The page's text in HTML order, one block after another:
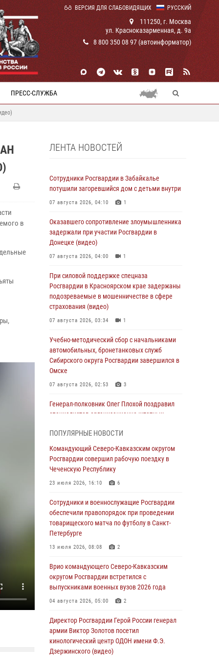
РУССКИЙ
ВЕРСИЯ ДЛЯ СЛАБОВИДЯЩИХ
111250, г. Москва
ул. Красноказарменная, д. 9а
8 800 350 08 97 (автоинформатор)
ПРЕСС-СЛУЖБА
в
ЛЕНТА НОВОСТЕЙ
Сотрудники Росгвардии в Забайкалье
потушили загоревшийся дом с детьми внутри
07 августа 2026, 04:10 1
Оказавшего сопротивление злоумышленника
задержали при участии Росгвардии в
Донецке (видео)
07 августа 2026, 04:00 1
При силовой поддержке спецназа
Росгвардии в Красноярском крае задержаны
подозреваемые в мошенничестве в сфере
страхования (видео)
07 августа 2026, 03:34 1
Учебно-методический сбор с начальниками
автомобильных, бронетанковых служб
Сибирского округа Росгвардии завершился в
Омске
07 августа 2026, 02:53 3
Генерал-полковник Олег Плохой поздравил
специалистов организационно-штатных
профессиональным праздником
06 августа 2026, 21:01
В Нижнем Новгороде состоялось
Всероссийское совещание-семинар по
охраны Росгвардии (видео)
06 августа 2026, 14:47 10 1
В Брянске сотрудники и военнослужащие
Росгвардии почтили память Героя России
06 августа 2026, 14:36 2
В кинологическом центре Уральского округа
Росгвардии почтили память товарищей,
06 августа 2026, 13:29 5
В Центральном округе Росгвардии прошли
мероприятия к 108‑летию генерала армии
ПОПУЛЯРНЫЕ НОВОСТИ
Командующий Северо-Кавказским округом
Росгвардии совершил рабочую поездку в
Чеченскую Республику
23 июля 2026, 16:10 6
Сотрудники и военнослужащие Росгвардии
обеспечили правопорядок при проведении
товарищеского матча по футболу в Санкт-
Петербурге
13 июля 2026, 08:08 2
Врио командующего Северо-Кавказским
округом Росгвардии встретился с
выпускниками военных вузов 2026 года
04 августа 2026, 05:00 2
Директор Росгвардии Герой России генерал
армии Виктор Золотов посетил
кинологический центр ОДОН имени Ф.Э.
Дзержинского (видео)